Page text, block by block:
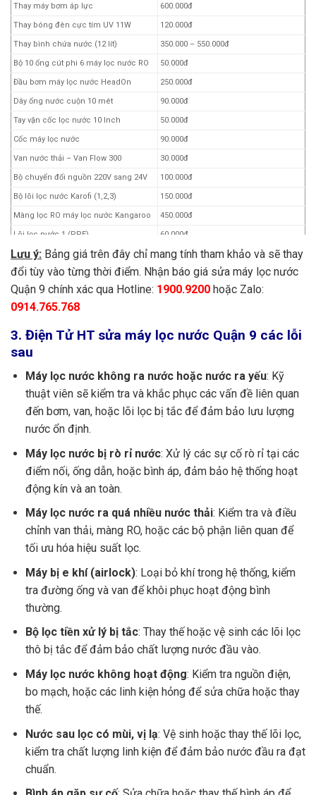
Thay máy bơm áp lực 600.000đ
Thay bóng đèn cực tím UV 11W 120.000đ
Thay bình chứa nước (12 lít) 350.000 – 550.000đ
Bộ 10 ống cút phi 6 máy lọc nước RO 50.000đ
Đầu bơm máy lọc nước HeadOn 250.000đ
Dây ống nước cuộn 10 mét 90.000đ
Tay vặn cốc lọc nước 10 Inch 50.000đ
Cốc máy lọc nước 90.000đ
Van nước thải – Van Flow 300 30.000đ
Bộ chuyển đổi nguồn 220V sang 24V 100.000đ
Bộ lõi lọc nước Karofi (1,2,3) 150.000đ
Màng lọc RO máy lọc nước Kangaroo 450.000đ
Lõi lọc nước 1 (PPE) 60.000đ
Lõi lọc nước 2 (UDF – GAC) 100.000đ
Lõi lọc nước 3 (CTO) 100.000 – 800.000đ
Lõi lọc nước 4 (RO) 450.000 – 550.000đ
Lõi lọc nước 5 (CLT33)
Lõi lọc nước 6 250.000 – 400.000đ
Lõi lọc nước 7
Bảo dưỡng, vệ sinh máy lọc nước 200.000đ
Hạng mục khác
Lưu ý: Bảng giá trên đây chỉ mang tính tham khảo và sẽ thay
đổi tùy vào từng thời điểm. Nhận báo giá sửa máy lọc nước
Quận 9 chính xác qua Hotline: 1900.9200 hoặc Zalo:
0914.765.768
3. Điện Tử HT sửa máy lọc nước Quận 9 các lỗi
sau
Máy lọc nước không ra nước hoặc nước ra yếu: Kỹ
thuật viên sẽ kiểm tra và khắc phục các vấn đề liên quan
đến bơm, van, hoặc lõi lọc bị tắc để đảm bảo lưu lượng
nước ổn định.
Máy lọc nước bị rò rỉ nước: Xử lý các sự cố rò rỉ tại các
điểm nối, ống dẫn, hoặc bình áp, đảm bảo hệ thống hoạt
động kín và an toàn.
Máy lọc nước ra quá nhiều nước thải: Kiểm tra và điều
chỉnh van thải, màng RO, hoặc các bộ phận liên quan để
tối ưu hóa hiệu suất lọc.
Máy bị e khí (airlock): Loại bỏ khí trong hệ thống, kiểm
tra đường ống và van để khôi phục hoạt động bình
thường.
Bộ lọc tiền xử lý bị tắc: Thay thế hoặc vệ sinh các lõi lọc
thô bị tắc để đảm bảo chất lượng nước đầu vào.
Máy lọc nước không hoạt động: Kiểm tra nguồn điện,
bo mạch, hoặc các linh kiện hỏng để sửa chữa hoặc thay
thế.
Nước sau lọc có mùi, vị lạ: Vệ sinh hoặc thay thế lõi lọc,
kiểm tra chất lượng linh kiện để đảm bảo nước đầu ra đạt
chuẩn.